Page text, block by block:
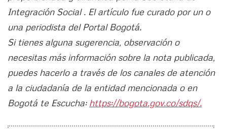
Integración Social . El artículo fue curado por un o
una periodista del Portal Bogotá.
Si tienes alguna sugerencia, observación o
necesitas más información sobre la nota publicada,
puedes hacerlo a través de los canales de atención
a la ciudadanía de la entidad mencionada o en
Bogotá te Escucha: https://bogota.gov.co/sdqs/.